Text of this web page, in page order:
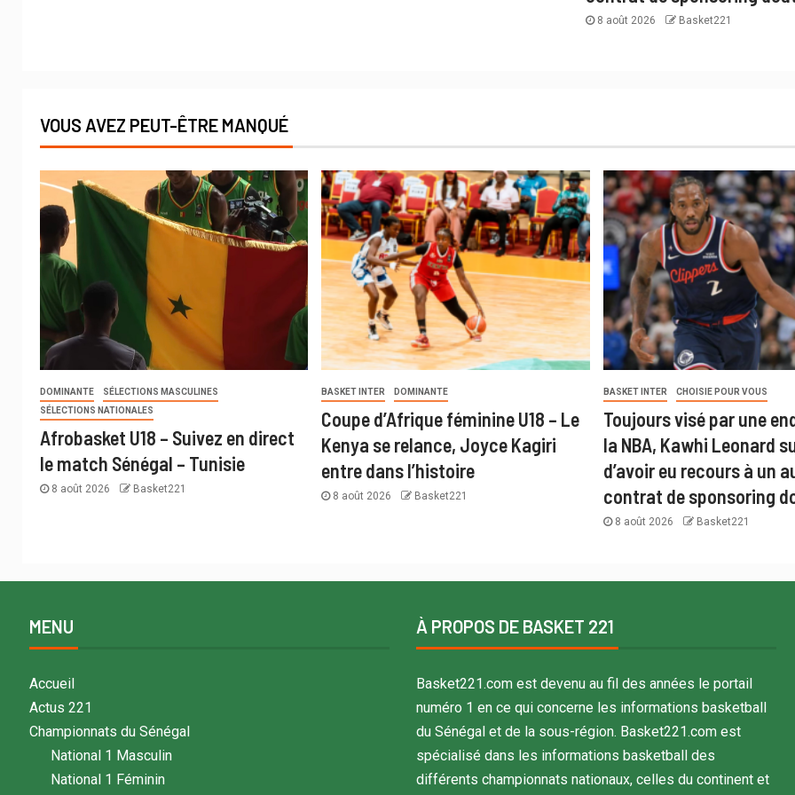
8 août 2026 Basket221
VOUS AVEZ PEUT-ÊTRE MANQUÉ
DOMINANTE
SÉLECTIONS MASCULINES
SÉLECTIONS NATIONALES
Afrobasket U18 – Suivez en direct
le match Sénégal – Tunisie
8 août 2026 Basket221
BASKET INTER DOMINANTE
Coupe d’Afrique féminine U18 – Le
Kenya se relance, Joyce Kagiri
entre dans l’histoire
8 août 2026 Basket221
BASKET INTER CHOISIE POUR VOUS
Toujours visé par une
la NBA, Kawhi Leonard
d’avoir eu recours à un
contrat de sponsoring
8 août 2026 Basket221
MENU
Accueil
Actus 221
Championnats du Sénégal
National 1 Masculin
National 1 Féminin
À PROPOS DE BASKET 221
Basket221.com est devenu au fil des années le portail
numéro 1 en ce qui concerne les informations basketball
du Sénégal et de la sous-région. Basket221.com est
spécialisé dans les informations basketball des
différents championnats nationaux, celles du continent et